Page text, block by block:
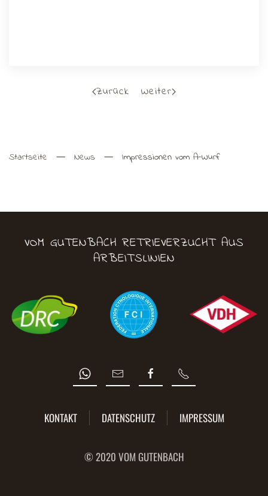
Zurück Weiter
Startseite News Impressionen vom A-Wurf
VOM GUTENBACH RETRIEVERZUCHT AUS
ARBEITSLINIEN
KONTAKT DATENSCHUTZ IMPRESSUM
© 2020 VOM GUTENBACH